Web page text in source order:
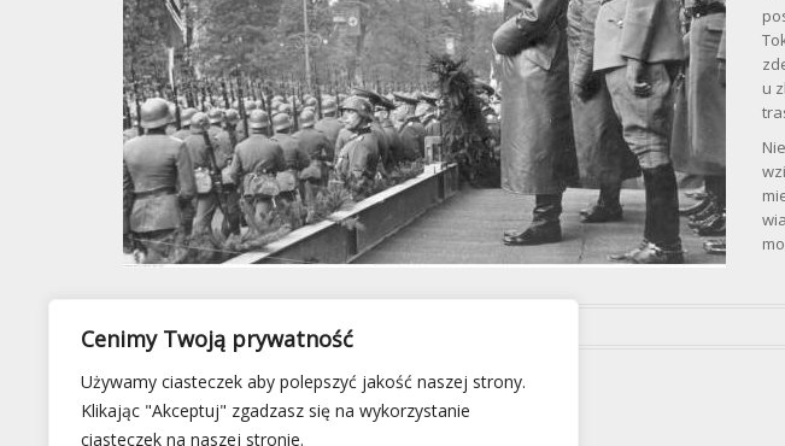
Cenimy Twoją prywatność
Używamy ciasteczek aby polepszyć jakość naszej strony.
Klikając "Akceptuj" zgadzasz się na wykorzystanie
ciasteczek na naszej stronie.
u